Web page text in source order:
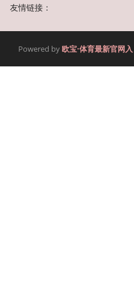
友情链接：
Powered by欧宝·体育最新官网入